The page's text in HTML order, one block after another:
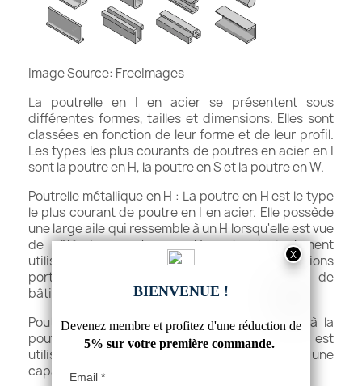
Image Source: FreeImages‍
La poutrelle en I en acier se présentent sous
différentes formes, tailles et dimensions. Elles sont
classées en fonction de leur forme et de leur profil.
Les types les plus courants de poutres en acier en I
sont la poutre en H, la poutre en S et la poutre en W.
Poutrelle métallique en H : La poutre en H est le type
le plus courant de poutre en I en acier. Elle possède
une large aile qui ressemble à un H lorsqu'elle est vue
de côté. Les poutres en H sont principalement
utilisées pour le soutien structurel et les applications
porteuses, comme dans la construction de
bâtiments.
Poutrelle en S : La poutre en S est similaire à la
poutre en H, mais son aile est plus étroite. Elle est
utilisée dans les applications qui requièrent une
capacité portante moindre.